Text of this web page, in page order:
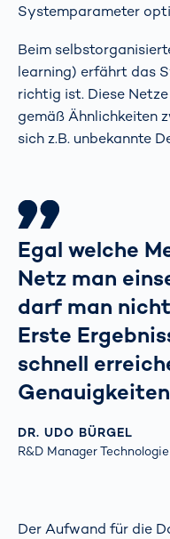
Systemparameter
Beim
learning) erfährt das
richtig ist. Diese
gemäß Ähnlichkeiten
sich z.B. unbekannte
Egal welche
Netz man
darf man
Erste
schnell
DR. UDO BÜRGEL
R&D Manager
Der Aufwand für die